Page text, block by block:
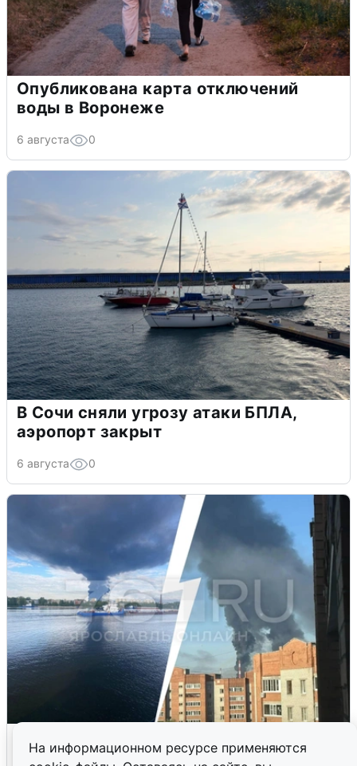
На информационном ресурсе применяются
Опубликована карта отключений
воды в Воронеже
6 августа 0
В Сочи сняли угрозу атаки БПЛА,
аэропорт закрыт
6 августа 0
попадания и последствия